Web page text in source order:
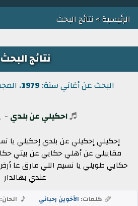
الرئيسية> نتائج البحث
نتائج البحث
البحث عن أغاني سنة: 1979، المجموع:
احكيلي عن بلدي -
إحكيلي إحكيلي عن بلدي إحكيلي يا
مقابيلي عن أهلي حكايي عن بيتي
حكايي طويلي يا نسيم اللي مارق عا
عندي بهالدار
كلمات: الأخوين رحباني الحان: